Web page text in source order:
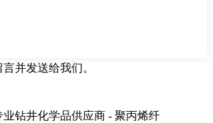
并发送给我们。